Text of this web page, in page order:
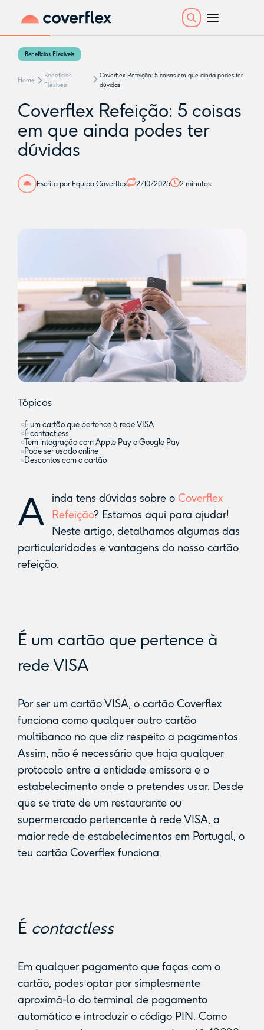
Benefícios Flexíveis
Home
Benefícios
Flexíveis
Coverflex Refeição: 5 coisas em que ainda podes ter
dúvidas
Coverflex Refeição: 5 coisas
em que ainda podes ter
dúvidas
Escrito por Equipa Coverflex 2/10/2025 2 minutos
Tópicos
É um cartão que pertence à rede VISA
É contactless
Tem integração com Apple Pay e Google Pay
Pode ser usado online
Descontos com o cartão
A inda tens dúvidas sobre o Coverflex
Refeição? Estamos aqui para ajudar!
Neste artigo, detalhamos algumas das
particularidades e vantagens do nosso cartão
refeição.
É um cartão que pertence à
rede VISA
Por ser um cartão VISA, o cartão Coverflex
funciona como qualquer outro cartão
multibanco no que diz respeito a pagamentos.
Assim, não é necessário que haja qualquer
protocolo entre a entidade emissora e o
estabelecimento onde o pretendes usar. Desde
que se trate de um restaurante ou
supermercado pertencente à rede VISA, a
maior rede de estabelecimentos em Portugal, o
teu cartão Coverflex funciona.
É contactless
Em qualquer pagamento que faças com o
cartão, podes optar por simplesmente
aproximá-lo do terminal de pagamento
automático e introduzir o código PIN. Como